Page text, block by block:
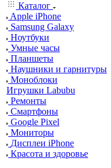
Каталог
Apple iPhone
Samsung Galaxy
Ноутбуки
Умные часы
Планшеты
Наушники и гарнитуры
Моноблоки
Игрушки Labubu
Ремонты
Смартфоны
Google Pixel
Мониторы
Дисплеи iPhone
Красота и здоровье